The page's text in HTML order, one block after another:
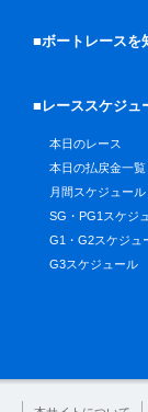
■ボートレースを
■レーススケジュ
本日のレース
本日の払戻金一覧
月間スケジュール
SG・PG1スケジ
G1・G2スケジュ
G3スケジュール